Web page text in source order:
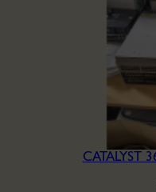
CATALYST